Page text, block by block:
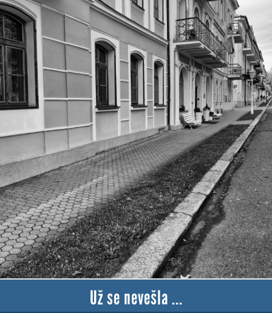
Zapomněli jste heslo?
Měli jste účet na starém webu?
Už se nevešla ...